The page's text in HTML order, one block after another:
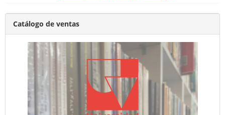
Catálogo de ventas